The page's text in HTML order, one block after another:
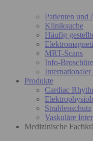
Patienten und
Kliniksuche
Häufig
MRT-Scans
Info-
Produkte
Cardiac
Strahlenschutz
Vaskuläre
Medizinische